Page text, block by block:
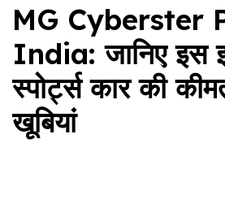
MG Cyberster
India: जानिए इस
स्पोर्ट्स कार की
खूबियां